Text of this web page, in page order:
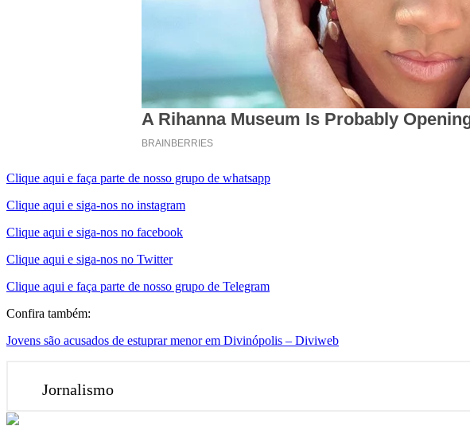
Clique aqui e faça parte de nosso grupo de whatsapp
Clique aqui e siga-nos no instagram
Clique aqui e siga-nos no facebook
Clique aqui e siga-nos no Twitter
Clique aqui e faça parte de nosso grupo de Telegram
Confira também:
Jovens são acusados de estuprar menor em Divinópolis – Diviweb
Jornalismo